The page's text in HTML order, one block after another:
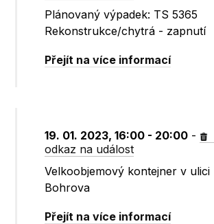
Plánovaný výpadek: TS 5365
Rekonstrukce/chytrá - zapnutí
Přejít na více informací
19. 01. 2023, 16:00 - 20:00 -
odkaz na událost
Velkoobjemový kontejner v ulici
Bohrova
Přejít na více informací